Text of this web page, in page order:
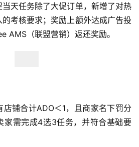
天任务除了大促订单，新增了对热
考核要求；奖励上额外达成广告投
AMS（联盟营销）返还奖励。
铺合计ADO＜1，且商家名下罚分
家需完成4选3任务，并符合基础要